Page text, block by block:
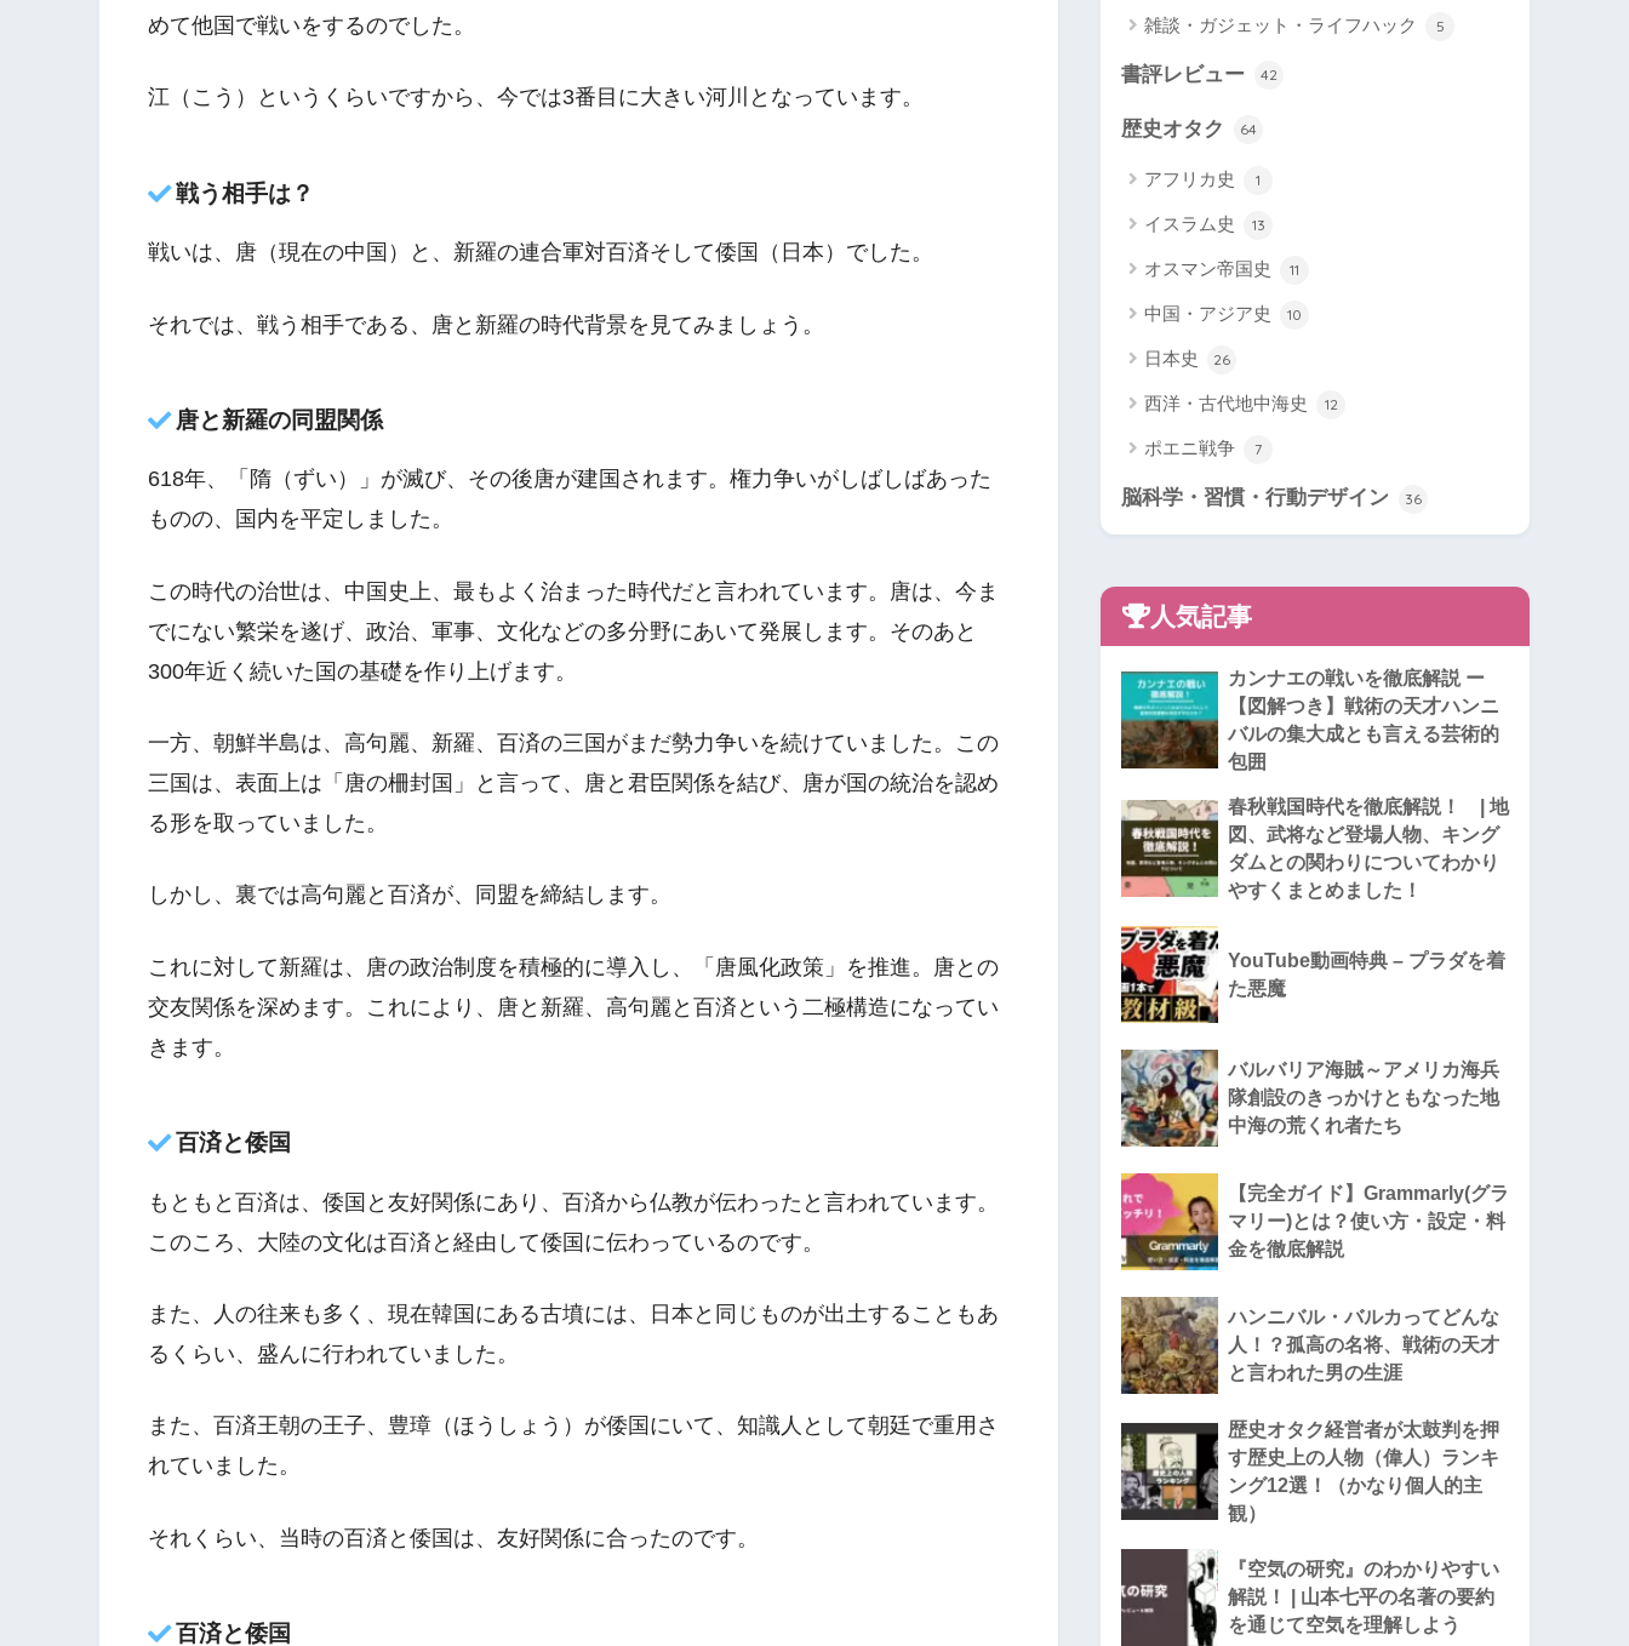
めて他国で戦いをするのでした。
江（こう）というくらいですから、今では3番目に大きい河川となっています。
戦う相手は？
戦いは、唐（現在の中国）と、新羅の連合軍対百済そして倭国（日本）でした。
それでは、戦う相手である、唐と新羅の時代背景を見てみましょう。
唐と新羅の同盟関係
618年、「隋（ずい）」が滅び、その後唐が建国されます。権力争いがしばしばあった
ものの、国内を平定しました。
この時代の治世は、中国史上、最もよく治まった時代だと言われています。唐は、今ま
でにない繁栄を遂げ、政治、軍事、文化などの多分野にあいて発展します。そのあと
300年近く続いた国の基礎を作り上げます。
一方、朝鮮半島は、高句麗、新羅、百済の三国がまだ勢力争いを続けていました。この
三国は、表面上は「唐の柵封国」と言って、唐と君臣関係を結び、唐が国の統治を認め
る形を取っていました。
しかし、裏では高句麗と百済が、同盟を締結します。
これに対して新羅は、唐の政治制度を積極的に導入し、「唐風化政策」を推進。唐との
交友関係を深めます。これにより、唐と新羅、高句麗と百済という二極構造になってい
きます。
百済と倭国
もともと百済は、倭国と友好関係にあり、百済から仏教が伝わったと言われています。
このころ、大陸の文化は百済と経由して倭国に伝わっているのです。
また、人の往来も多く、現在韓国にある古墳には、日本と同じものが出土することもあ
るくらい、盛んに行われていました。
また、百済王朝の王子、豊璋（ほうしょう）が倭国にいて、知識人として朝廷で重用さ
れていました。
それくらい、当時の百済と倭国は、友好関係に合ったのです。
百済と倭国
雑談・ガジェット・ライフハック 5
書評レビュー 42
歴史オタク 64
アフリカ史 1
イスラム史 13
オスマン帝国史 11
中国・アジア史 10
日本史 26
西洋・古代地中海史 12
ポエニ戦争 7
脳科学・習慣・行動デザイン 36
人気記事
カンナエの戦いを徹底解説 ー
【図解つき】戦術の天才ハンニ
バルの集大成とも言える芸術的
包囲
春秋戦国時代を徹底解説！ | 地
図、武将など登場人物、キング
ダムとの関わりについてわかり
やすくまとめました！
YouTube動画特典 – プラダを着
た悪魔
バルバリア海賊～アメリカ海兵
隊創設のきっかけともなった地
中海の荒くれ者たち
【完全ガイド】Grammarly(グラ
マリー)とは？使い方・設定・料
金を徹底解説
ハンニバル・バルカってどんな
人！？孤高の名将、戦術の天才
と言われた男の生涯
歴史オタク経営者が太鼓判を押
す歴史上の人物（偉人）ランキ
ング12選！（かなり個人的主
観）
『空気の研究』のわかりやすい
解説！ | 山本七平の名著の要約
を通じて空気を理解しよう